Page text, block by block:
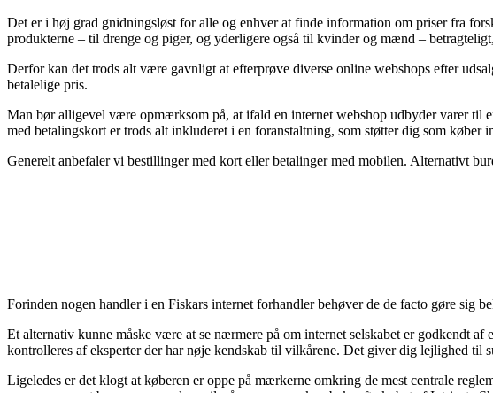
Det er i høj grad gnidningsløst for alle og enhver at finde information om priser fra
produkterne – til drenge og piger, og yderligere også til kvinder og mænd –
Derfor kan det trods alt være gavnligt at efterprøve diverse online webshops efter
betalelige pris.
Man bør alligevel være opmærksom på, at ifald en internet webshop udbyder varer til
med betalingskort er trods alt inkluderet i en foranstaltning, som støtter dig som køber
Generelt anbefaler vi bestillinger med kort eller betalinger med mobilen. Alternativt
Forinden nogen handler i en Fiskars internet forhandler behøver de de facto gøre sig
Et alternativ kunne måske være at se nærmere på om internet selskabet er godkendt
kontrolleres af eksperter der har nøje kendskab til vilkårene. Det giver dig lejlighed
Ligeledes er det klogt at køberen er oppe på mærkerne omkring de mest centrale